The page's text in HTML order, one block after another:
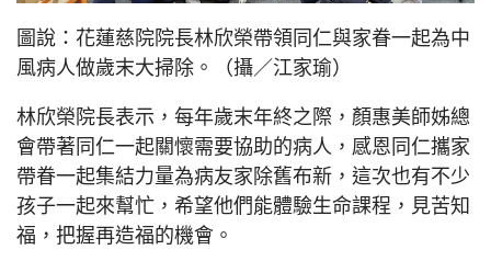
圖說：花蓮慈院院長林欣榮帶領同仁與家眷一起為中
風病人做歲末大掃除。（攝／江家瑜）
林欣榮院長表示，每年歲末年終之際，顏惠美師姊總
會帶著同仁一起關懷需要協助的病人，感恩同仁攜家
帶眷一起集結力量為病友家除舊布新，這次也有不少
孩子一起來幫忙，希望他們能體驗生命課程，見苦知
福，把握再造福的機會。